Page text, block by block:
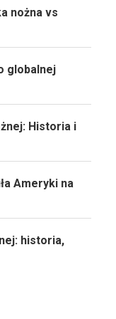
nożna vs
globalnej
Historia i
Ameryki na
historia,